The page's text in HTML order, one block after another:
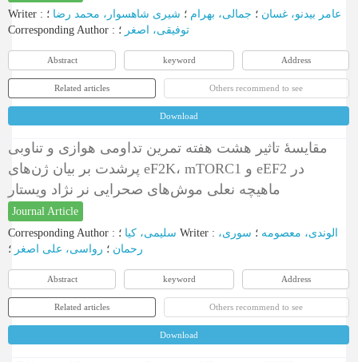
Writer : عامر بیدنو، غسان ؛ جمالی، بهرام ؛ شیری شاهسوار، محمد رضا ؛
Corresponding Author : توفیقی، اصغر ؛
Abstract keyword Address
Related articles Others recommend to see
Download
مقایسۀ تاثیر هشت هفته تمرین تداومی هوازی و تناوبی
پرشدت بر بیان ژن‌های eF2K، mTORC1 و eEF2 در
ماهیچه نعلی موش‌های صحرایی نر نژاد ویستار
Journal Article
Corresponding Author : سلیمی، کیا Writer : الوندی، معصومه ؛ سوری،
رحمان ؛ رواسی، علی اصغر ؛
Abstract keyword Address
Related articles Others recommend to see
Download